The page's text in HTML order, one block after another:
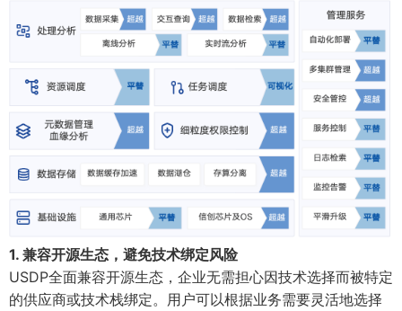
1. 兼容开源生态，避免技术绑定风险
USDP全面兼容开源生态，企业无需担心因技术选择而被特定
的供应商或技术栈绑定。用户可以根据业务需要灵活地选择